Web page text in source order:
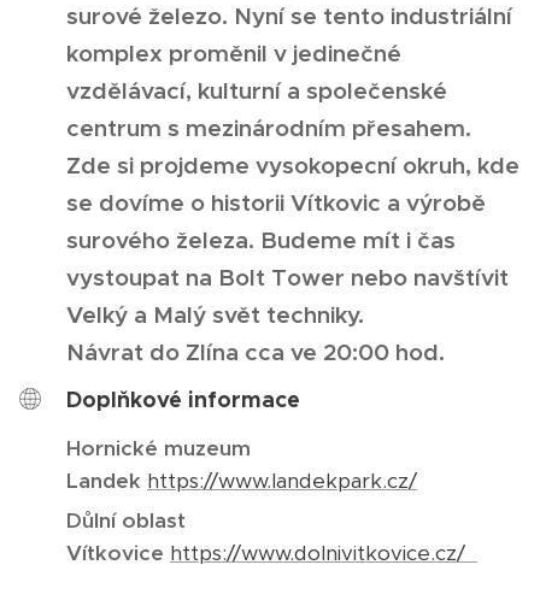
surové železo. Nyní se tento industriální
komplex proměnil v jedinečné
vzdělávací, kulturní a společenské
centrum s mezinárodním přesahem.
Zde si projdeme vysokopecní okruh, kde
se dovíme o historii Vítkovic a výrobě
surového železa. Budeme mít i čas
vystoupat na Bolt Tower nebo navštívit
Velký a Malý svět techniky.
Návrat do Zlína cca ve 20:00 hod.
Doplňkové informace
Hornické muzeum
Landek https://www.landekpark.cz/
Důlní oblast
Vítkovice https://www.dolnivitkovice.cz/